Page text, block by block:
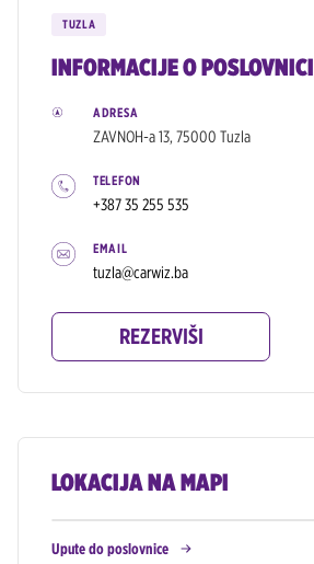
TUZLA
INFORMACIJE O POSLOVNICI
ADRESA
ZAVNOH-a 13, 75000 Tuzla
TELEFON
+387 35 255 535
EMAIL
tuzla@carwiz.ba
REZERVIŠI
LOKACIJA NA MAPI
Upute do poslovnice